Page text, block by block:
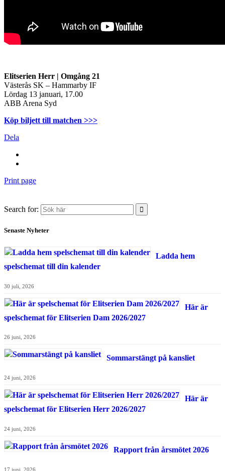
Elitserien Herr | Omgång 21
Västerås SK – Hammarby IF
Lördag 13 januari, 17.00
ABB Arena Syd
Köp biljett till matchen >>>
Dela
Print page
Search for:
Senaste Nyheter
Ladda hem
spelschemat till din kalender
30 juli, 2026
Här är
spelschemat för Elitserien Dam 2026/2027
26 juni, 2026
Sommarstängt på kansliet
24 juni, 2026
Här är
spelschemat för Elitserien Herr 2026/2027
24 juni, 2026
Rapport från årsmötet 2026
17 juni, 2026